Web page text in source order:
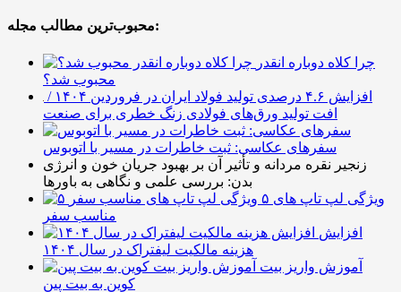
محبوب‌ترین مطالب مجله:
چرا کلاه دوباره انقدر
محبوب شد؟
افزایش ۴.۶ درصدی تولید فولاد ایران در فروردین ۱۴۰۴ /
افت تولید ورق‌های فولادی زنگ خطری برای صنعت
سفرهای عکاسی: ثبت خاطرات در مسیر با اتوبوس
زنجیر نقره مردانه و تأثیر آن بر بهبود جریان خون و انرژی
بدن: بررسی علمی و نگاهی به باورها
۵ ویژگی لپ تاپ های
مناسب سفر
افزایش
هزینه مالکیت لیفتراک در سال ۱۴۰۴
آموزش واریز بیت
کوین به بیت پین